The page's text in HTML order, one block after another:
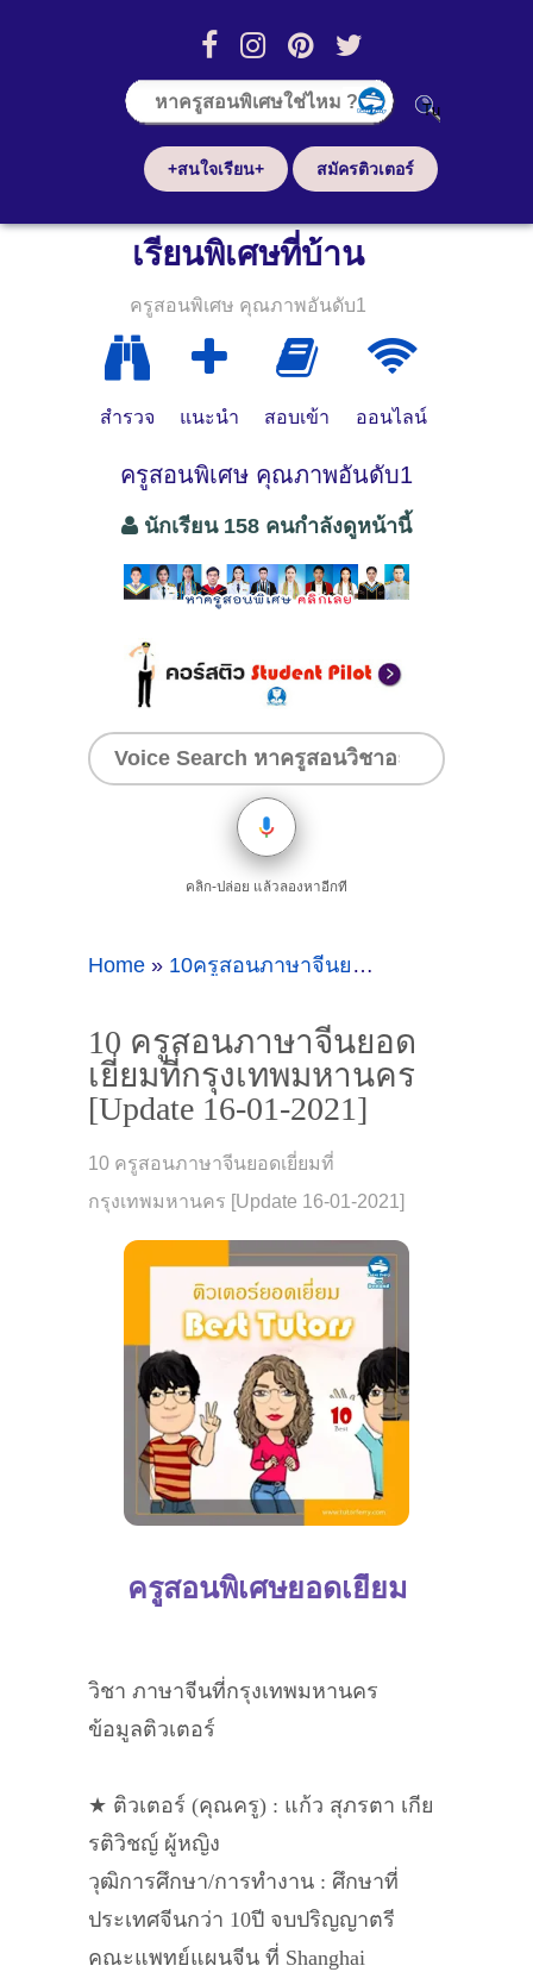
+สนใจเรียน+ สมัครติวเตอร์
เรียนพิเศษที่บ้าน
ครูสอนพิเศษ คุณภาพอันดับ1
สำรวจ แนะนำ สอบเข้า ออนไลน์
ครูสอนพิเศษ คุณภาพอันดับ1
นักเรียน 158 คนกำลังดูหน้านี้
คลิก-ปล่อย แล้วลองหาอีกที
Home » 10ครูสอนภาษาจีนยอดเยี่ยมที่กรุงเทพมหานคร
10 ครูสอนภาษาจีนยอด
เยี่ยมที่กรุงเทพมหานคร
[Update 16-01-2021]
10 ครูสอนภาษาจีนยอดเยี่ยมที่
กรุงเทพมหานคร [Update 16-01-2021]
ครูสอนพิเศษยอดเยี่ยม
วิชา ภาษาจีนที่กรุงเทพมหานคร
ข้อมูลติวเตอร์
★ ติวเตอร์ (คุณครู) : แก้ว สุภรตา เกีย
รติวิชญ์ ผู้หญิง
วุฒิการศึกษา/การทำงาน : ศึกษาที่
ประเทศจีนกว่า 10ปี จบปริญญาตรี
คณะแพทย์แผนจีน ที่ Shanghai